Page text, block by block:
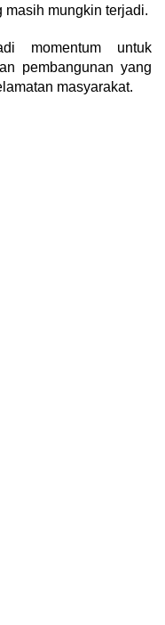
masih mungkin terjadi.
momentum untuk
pembangunan yang
masyarakat.